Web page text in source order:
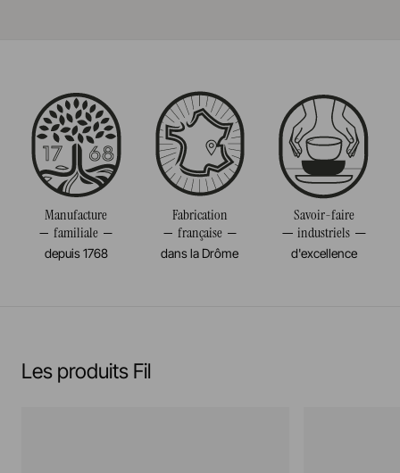
Manufacture
familiale
depuis 1768
Fabrication
française
dans la Drôme
Savoir-faire
industriels
d'excellence
Les produits Fil